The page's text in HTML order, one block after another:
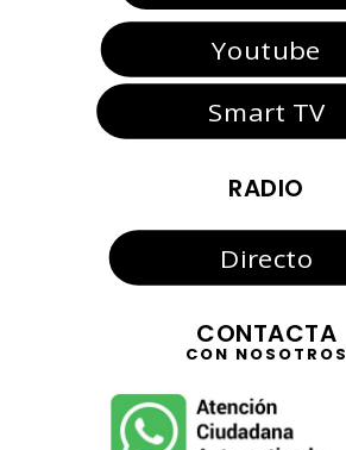
Youtube
Smart TV
RADIO
Directo
CONTACTA
CON NOSOTROS